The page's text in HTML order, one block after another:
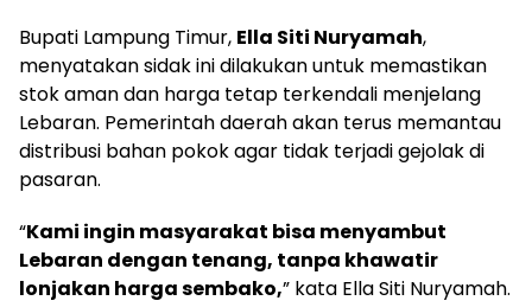
Bupati Lampung Timur, Ella Siti Nuryamah,
menyatakan sidak ini dilakukan untuk memastikan
stok aman dan harga tetap terkendali menjelang
Lebaran. Pemerintah daerah akan terus memantau
distribusi bahan pokok agar tidak terjadi gejolak di
pasaran.
“Kami ingin masyarakat bisa menyambut
Lebaran dengan tenang, tanpa khawatir
lonjakan harga sembako,” kata Ella Siti Nuryamah.